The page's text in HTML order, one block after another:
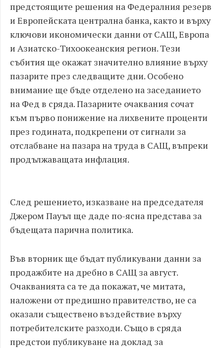
предстоящите решения на Федералния резерв
и Европейската централна банка, както и върху
ключови икономически данни от САЩ, Европа
и Азиатско-Тихоокеанския регион. Тези
събития ще окажат значително влияние върху
пазарите през следващите дни. Особено
внимание ще бъде отделено на заседанието
на Фед в сряда. Пазарните очаквания сочат
към първо понижение на лихвените проценти
през годината, подкрепени от сигнали за
отслабване на пазара на труда в САЩ, въпреки
продължаващата инфлация.
След решението, изказване на председателя
Джером Пауъл ще даде по-ясна представа за
бъдещата парична политика.
Във вторник ще бъдат публикувани данни за
продажбите на дребно в САЩ за август.
Очакванията са те да покажат, че митата,
наложени от предишно правителство, не са
оказали съществено въздействие върху
потребителските разходи. Също в сряда
предстои публикуване на доклад за